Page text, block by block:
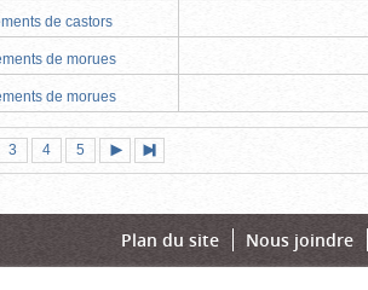
de castors
de morues
de morues
Page
3 Page
4 Page
5
suivante
page
Plan du site Nous joindre